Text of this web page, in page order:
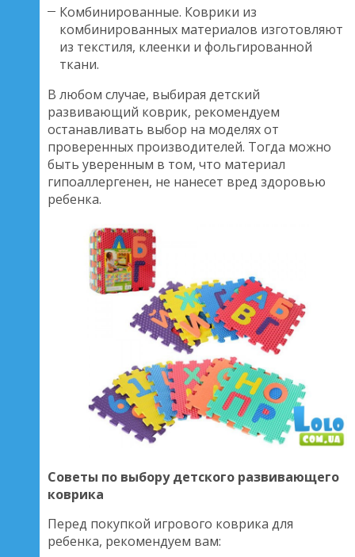
Комбинированные. Коврики из
комбинированных материалов изготовляют
из текстиля, клеенки и фольгированной
ткани.
В любом случае, выбирая детский
развивающий коврик, рекомендуем
останавливать выбор на моделях от
проверенных производителей. Тогда можно
быть уверенным в том, что материал
гипоаллергенен, не нанесет вред здоровью
ребенка.
Советы по выбору детского развивающего
коврика
Перед покупкой игрового коврика для
ребенка, рекомендуем вам: